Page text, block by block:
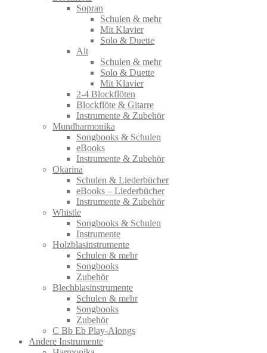
Sopran
Schulen & mehr
Mit Klavier
Solo & Duette
Alt
Schulen & mehr
Solo & Duette
Mit Klavier
2-4 Blockflöten
Blockflöte & Gitarre
Instrumente & Zubehör
Mundharmonika
Songbooks & Schulen
eBooks
Instrumente & Zubehör
Okarina
Schulen & Liederbücher
eBooks – Liederbücher
Instrumente & Zubehör
Whistle
Songbooks & Schulen
Instrumente
Holzblasinstrumente
Schulen & mehr
Songbooks
Zubehör
Blechblasinstrumente
Schulen & mehr
Songbooks
Zubehör
C Bb Eb Play-Alongs
Andere Instrumente